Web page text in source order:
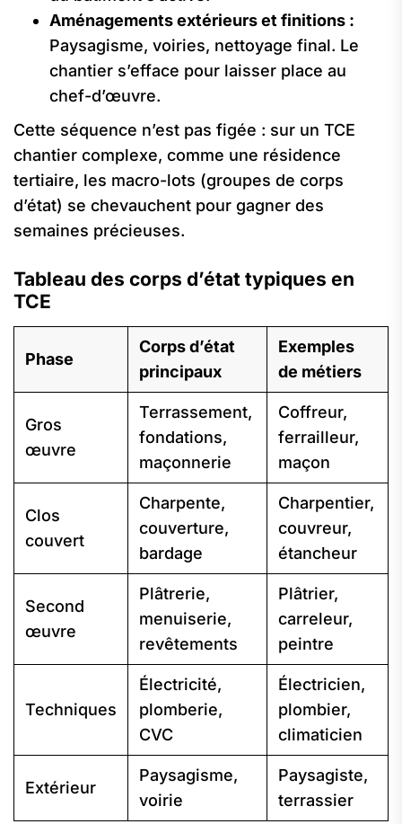
Aménagements extérieurs et finitions :
Paysagisme, voiries, nettoyage final. Le
chantier s’efface pour laisser place au
chef-d’œuvre.
Cette séquence n’est pas figée : sur un TCE
chantier complexe, comme une résidence
tertiaire, les macro-lots (groupes de corps
d’état) se chevauchent pour gagner des
semaines précieuses.
Tableau des corps d’état typiques en
TCE
Phase
Corps d’état
principaux
Exemples
de métiers
Gros
œuvre
Terrassement,
fondations,
maçonnerie
Coffreur,
ferrailleur,
maçon
Clos
couvert
Charpente,
couverture,
bardage
Charpentier,
couvreur,
étancheur
Second
œuvre
Plâtrerie,
menuiserie,
revêtements
Plâtrier,
carreleur,
peintre
Techniques
Électricité,
plomberie,
CVC
Électricien,
plombier,
climaticien
Extérieur
Paysagisme,
voirie
Paysagiste,
terrassier